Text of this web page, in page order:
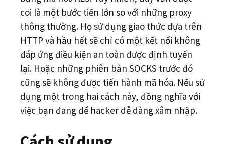
coi là một bước tiến lớn so với những proxy
thông thường. Họ sử dụng giao thức dựa trên
HTTP và hầu hết sẽ chỉ có một kết nối không
đáp ứng điều kiện an toàn được định tuyến
lại. Hoặc những phiên bản SOCKS trước đó
cũng sẽ không được tiến hành mã hóa. Nếu sử
dụng một trong hai cách này, đồng nghĩa với
việc bạn đang để hacker dễ dàng xâm nhập.